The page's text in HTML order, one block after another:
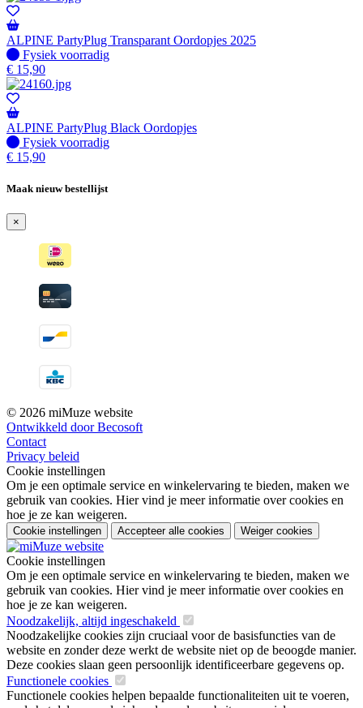
ALPINE PartyPlug Transparant Oordopjes 2025
Fysiek voorradig
Fysiek voorradig
€ 15,90
ALPINE PartyPlug Black Oordopjes
Fysiek voorradig
Fysiek voorradig
€ 15,90
Maak nieuw bestellijst
×
© 2026 miMuze website
Ontwikkeld door Becosoft
Contact
Privacy beleid
Cookie instellingen
Om je een optimale service en winkelervaring te bieden, maken we
gebruik van cookies. Hier vind je meer informatie over cookies en
hoe je ze kan weigeren.
Cookie instellingen Accepteer alle cookies Weiger cookies
Cookie instellingen
Om je een optimale service en winkelervaring te bieden, maken we
gebruik van cookies. Hier vind je meer informatie over cookies en
hoe je ze kan weigeren.
Noodzakelijk, altijd ingeschakeld
Noodzakelijke cookies zijn cruciaal voor de basisfuncties van de
website en zonder deze werkt de website niet op de beoogde manier.
Deze cookies slaan geen persoonlijk identificeerbare gegevens op.
Functionele cookies
Functionele cookies helpen bepaalde functionaliteiten uit te voeren,